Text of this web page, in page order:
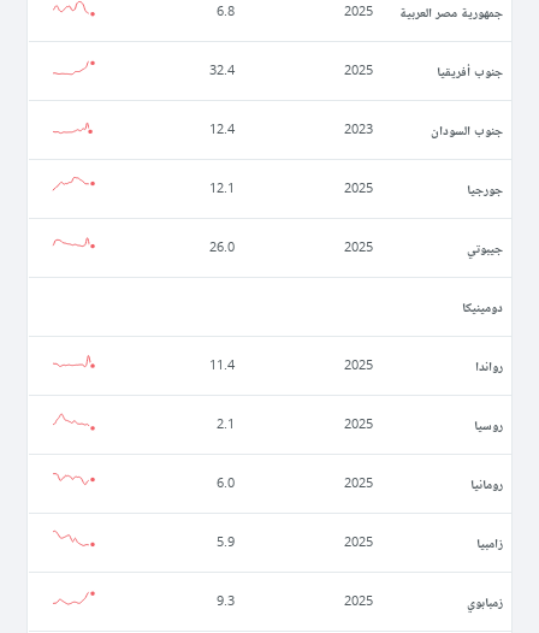
جمهورية مصر العربية 2025
6.8
جنوب أفريقيا 2025
32.4
جنوب السودان 2023
12.4
جورجيا 2025
12.1
جيبوتي 2025
26.0
دومينيكا
رواندا 2025
11.4
روسيا 2025
2.1
رومانيا 2025
6.0
زامبيا 2025
5.9
زمبابوي 2025
9.3